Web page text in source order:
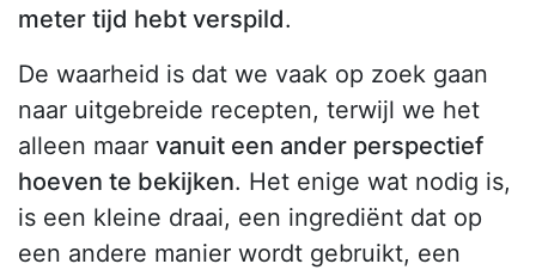
meter tijd hebt verspild.
De waarheid is dat we vaak op zoek gaan
naar uitgebreide recepten, terwijl we het
alleen maar vanuit een ander perspectief
hoeven te bekijken. Het enige wat nodig is,
is een kleine draai, een ingrediënt dat op
een andere manier wordt gebruikt, een